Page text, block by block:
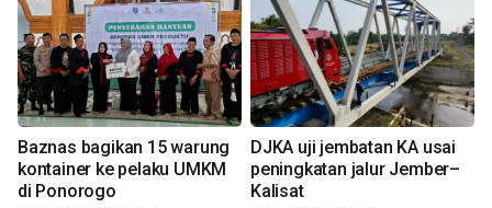
Baznas bagikan 15 warung
kontainer ke pelaku UMKM
di Ponorogo
DJKA uji jembatan KA usai
peningkatan jalur Jember–
Kalisat